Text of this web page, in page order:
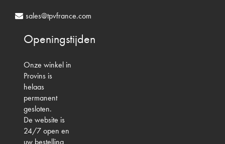
sales@tpvfrance.com
Openingstijden
Onze winkel in
Provins is
helaas
permanent
gesloten.
De website is
24/7 open en
uw bestelling